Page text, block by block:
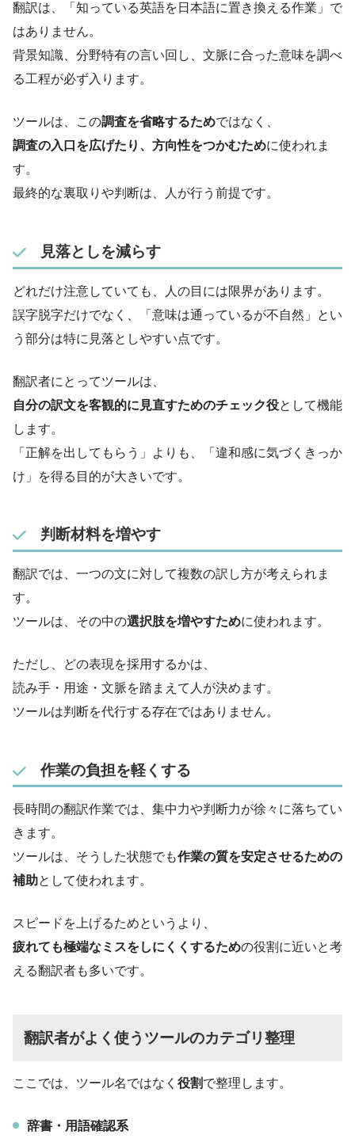
翻訳は、「知っている英語を日本語に置き換える作業」で
はありません。
背景知識、分野特有の言い回し、文脈に合った意味を調べ
る工程が必ず入ります。
ツールは、この調査を省略するためではなく、
調査の入口を広げたり、方向性をつかむために使われま
す。
最終的な裏取りや判断は、人が行う前提です。
見落としを減らす
どれだけ注意していても、人の目には限界があります。
誤字脱字だけでなく、「意味は通っているが不自然」とい
う部分は特に見落としやすい点です。
翻訳者にとってツールは、
自分の訳文を客観的に見直すためのチェック役として機能
します。
「正解を出してもらう」よりも、「違和感に気づくきっか
け」を得る目的が大きいです。
判断材料を増やす
翻訳では、一つの文に対して複数の訳し方が考えられま
す。
ツールは、その中の選択肢を増やすために使われます。
ただし、どの表現を採用するかは、
読み手・用途・文脈を踏まえて人が決めます。
ツールは判断を代行する存在ではありません。
作業の負担を軽くする
長時間の翻訳作業では、集中力や判断力が徐々に落ちてい
きます。
ツールは、そうした状態でも作業の質を安定させるための
補助として使われます。
スピードを上げるためというより、
疲れても極端なミスをしにくくするための役割に近いと考
える翻訳者も多いです。
翻訳者がよく使うツールのカテゴリ整理
ここでは、ツール名ではなく 役割で整理します。
辞書・用語確認系